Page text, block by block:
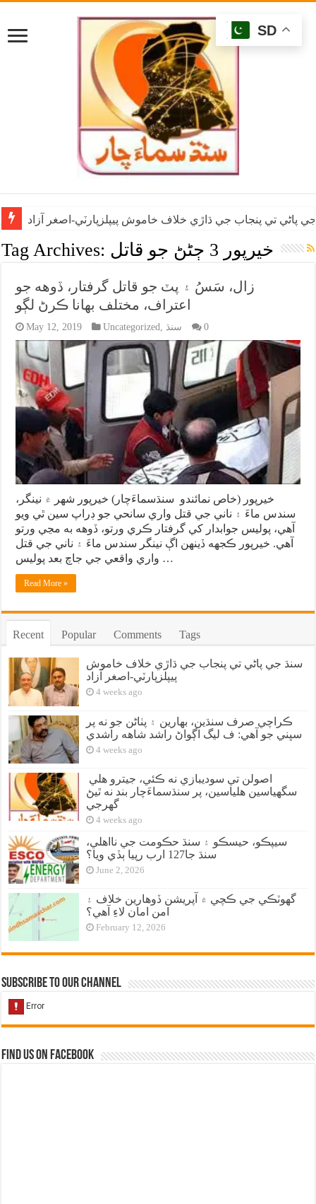
پاڻي تي پنجاب جي ڌاڙي خلاف خاموش پيپلزپارٽي-اصغر آزاد
Tag Archives: خيرپور 3 ڄڻڻ جو قاتل
زال، سَسُ ۽ پٽ جو قاتل گرفتار، ڏوهه جو
اعتراف، مختلف بهانا ڪرڻ لڳو
May 12, 2019 Uncategorized, سنڌ 0
خيرپور (خاص نمائندو سنڌسماءَچار) خيرپور شهر ۾ نينگر،
سندس ماءَ ۽ ناني جي قتل واري سانحي جو ڊراپ سين ٿي ويو
آهي، پوليس جوابدار کي گرفتار ڪري ورتو، ڏوهه به مڃي ورتو
آهي. خيرپور ڪجهه ڏينهن اڳ نينگر سندس ماءَ ۽ ناني جي قتل
واري واقعي جي جاچ بعد پوليس …
Read More »
Recent Popular Comments Tags
سنڌ جي پاڻي تي پنجاب جي ڌاڙي خلاف خاموش
پيپلزپارٽي-اصغر آزاد
4 weeks ago
ڪراچي صرف سنڌين، بهارين ۽ پٺاڻن جو نه پر
سڀني جو آهي: ف ليگ اڳواڻ راشد شاهه راشدي
4 weeks ago
سگهياسين هلياسين، پر سنڌسماءَچار بند نه ٿيڻ
گهرجي
4 weeks ago
سيپڪو، حيسڪو ۽ سنڌ حڪومت جي نااهلي،
سنڌ جا127 ارب رپيا ٻڏي ويا؟
June 2, 2026
گهوٽڪي جي ڪچي ۾ آپريشن ڏوهارين خلاف ۽
امن امان لاءِ آهي؟
February 12, 2026
Subscribe to our Channel
Find us on Facebook
SD